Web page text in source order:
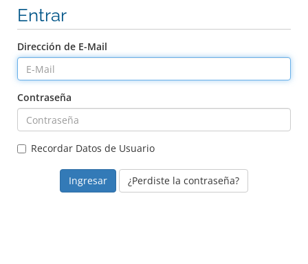
Entrar
Dirección de E-Mail
Contraseña
Recordar Datos de Usuario
¿Perdiste la contraseña?